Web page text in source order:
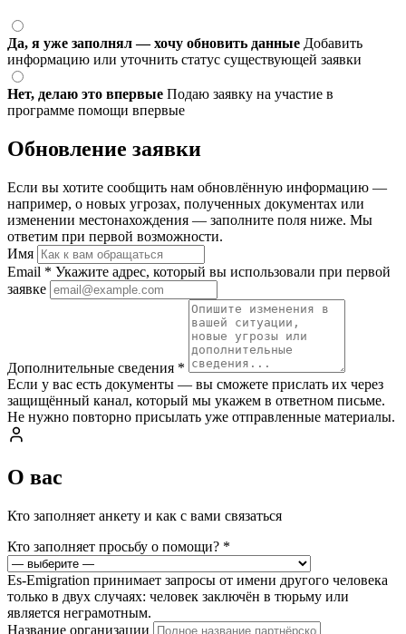
Да, я уже заполнял — хочу обновить данные Добавить
информацию или уточнить статус существующей заявки
Нет, делаю это впервые Подаю заявку на участие в
программе помощи впервые
Обновление заявки
Если вы хотите сообщить нам обновлённую информацию —
например, о новых угрозах, полученных документах или
изменении местонахождения — заполните поля ниже. Мы
ответим при первой возможности.
Имя
Email * Укажите адрес, который вы использовали при первой
заявке
Дополнительные сведения *
Если у вас есть документы — вы сможете прислать их через
защищённый канал, который мы укажем в ответном письме.
Не нужно повторно присылать уже отправленные материалы.
О вас
Кто заполняет анкету и как с вами связаться
Кто заполняет просьбу о помощи? *
Es-Emigration принимает запросы от имени другого человека
только в двух случаях: человек заключён в тюрьму или
является неграмотным.
Название организации